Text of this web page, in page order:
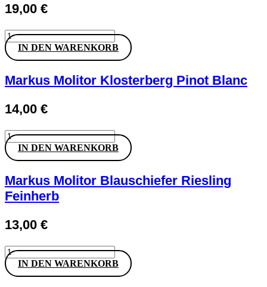
19,00 €
Markus
Molitor
Einstern
Blanc
Menge
IN DEN WARENKORB
Markus Molitor Klosterberg Pinot Blanc
14,00 €
Markus
Molitor
Klosterberg
Blanc
Menge
IN DEN WARENKORB
Markus Molitor Blauschiefer Riesling
Feinherb
13,00 €
Markus
Molitor
Blauschiefer
IN DEN WARENKORB